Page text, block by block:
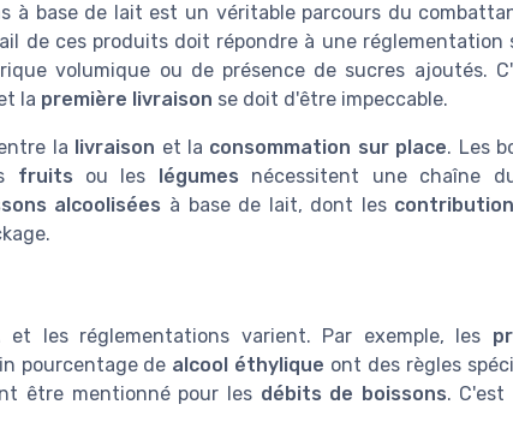
à base de lait est un véritable parcours du
de ces produits doit répondre à une réglementation
volumique ou de présence de sucres ajoutés.
la première livraison se doit d'être impeccable.
la livraison et la consommation sur place. Les
fruits ou les légumes nécessitent une chaîne
alcoolisées à base de lait, dont les
et les réglementations varient. Par exemple, les
pourcentage de alcool éthylique ont des règles
être mentionné pour les débits de boissons. C'est